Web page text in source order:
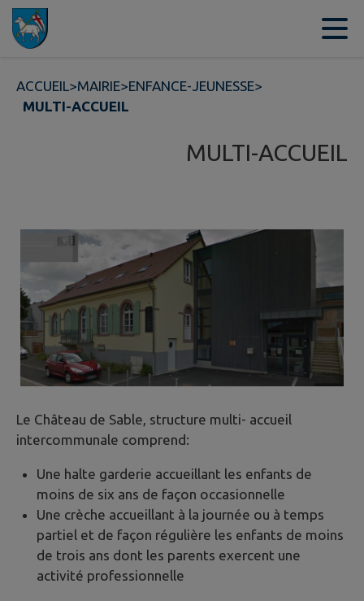
Contenu
ACCUEIL>MAIRIE>ENFANCE-JEUNESSE>
MULTI-ACCUEIL
MULTI-ACCUEIL
Le Château de Sable, structure multi- accueil
intercommunale comprend:
Une halte garderie accueillant les enfants de
moins de six ans de façon occasionnelle
Une crèche accueillant à la journée ou à temps
partiel et de façon régulière les enfants de moins
de trois ans dont les parents exercent une
activité professionnelle